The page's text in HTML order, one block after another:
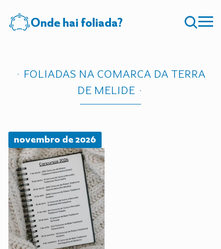
Onde hai foliada?
FOLIADAS NA COMARCA DA TERRA
DE MELIDE
novembro de 2026